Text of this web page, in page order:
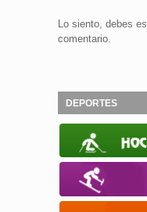
Lo siento, debes
comentario.
DEPORTES